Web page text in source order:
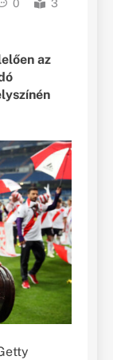
0
3
az